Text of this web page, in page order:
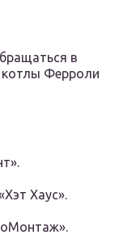
в
котлы Ферроли
Хаус».